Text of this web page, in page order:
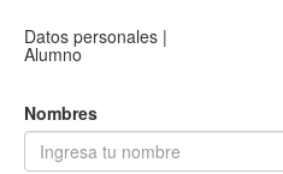
Datos personales |
Alumno
Nombres